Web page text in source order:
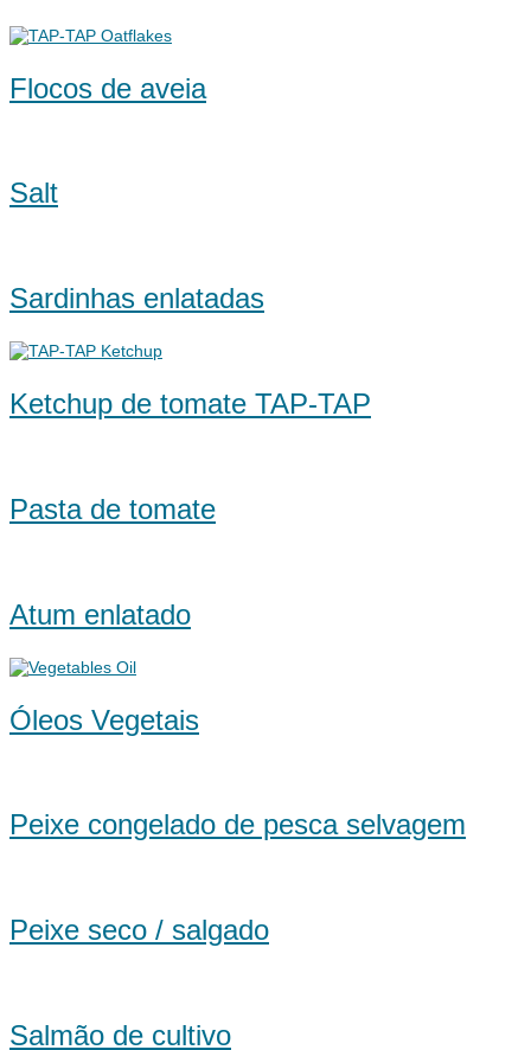
Flocos de aveia
Salt
Sardinhas enlatadas
Ketchup de tomate TAP-TAP
Pasta de tomate
Atum enlatado
Óleos Vegetais
Peixe congelado de pesca selvagem
Peixe seco / salgado
Salmão de cultivo